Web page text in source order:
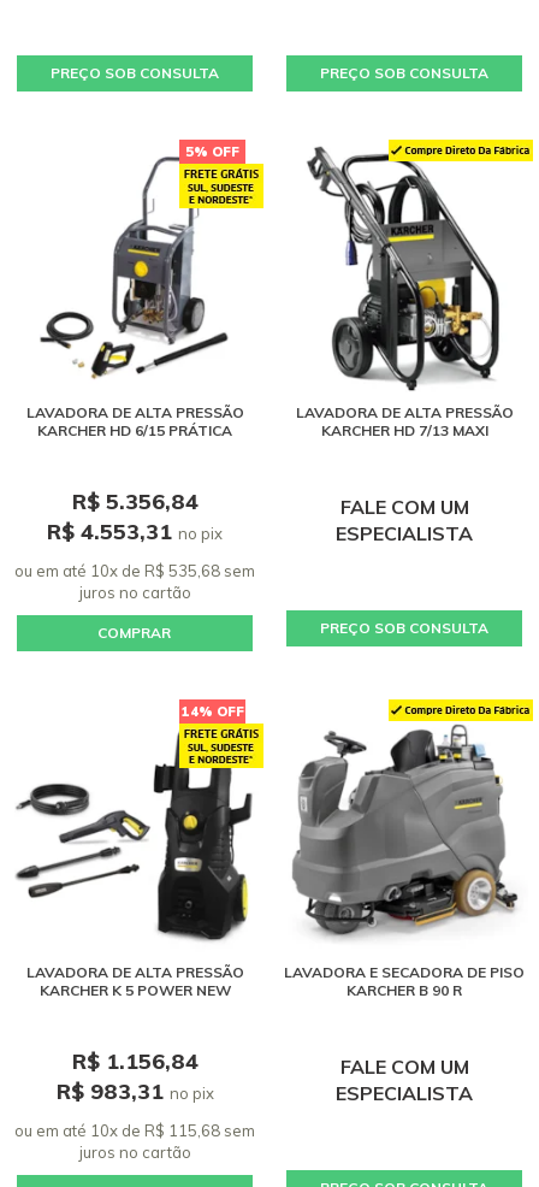
PREÇO SOB CONSULTA PREÇO SOB CONSULTA
5% OFF
LAVADORA DE ALTA PRESSÃO
KARCHER HD 6/15 PRÁTICA
R$ 5.356,84
R$ 4.553,31 no pix
ou em até 10x de R$ 535,68 sem
juros no cartão
COMPRAR
LAVADORA DE ALTA PRESSÃO
KARCHER HD 7/13 MAXI
FALE COM UM
ESPECIALISTA
PREÇO SOB CONSULTA
14% OFF
LAVADORA DE ALTA PRESSÃO
KARCHER K 5 POWER NEW
R$ 1.156,84
R$ 983,31 no pix
ou em até 10x de R$ 115,68 sem
juros no cartão
LAVADORA E SECADORA DE PISO
KARCHER B 90 R
FALE COM UM
ESPECIALISTA